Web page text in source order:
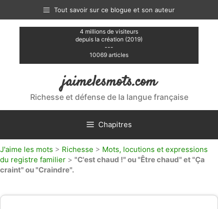
contenu
Tout savoir sur ce blogue et son auteur
4 millions de visiteurs
depuis la création (2019)
---
10069 articles
jaimelesmots.com
Richesse et défense de la langue française
Chapitres
J'aime les mots > Richesse > Mots, locutions et expressions
du registre familier > "C'est chaud !" ou "Être chaud" et "Ça
craint" ou "Craindre".